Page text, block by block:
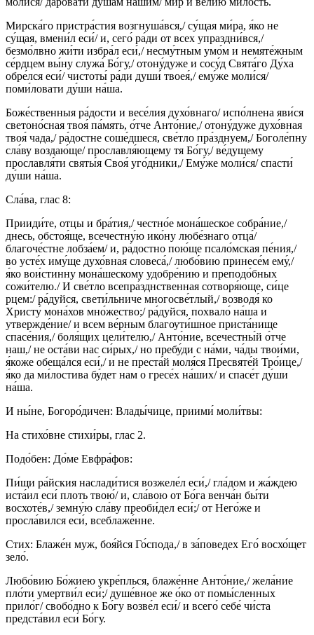
Мирска́го пристра́стия возгнуша́вся,/ су́щая ми́ра, я́ко не
су́щая, вмени́л еси́/ и, сего́ ра́ди от всех упраздни́вся,/
безмо́лвно жи́ти избра́л еси́,/ несму́тным умо́м и немяте́жным
се́рдцем вы́ну служа́ Бо́гу,/ отону́дуже и сосу́д Свята́го Ду́ха
обре́лся еси́/ чистоты́ ра́ди души́ твоея́,/ ему́же моли́ся/
поми́ловати ду́ши на́ша.
Боже́ственныя ра́дости и весе́лия духо́внаго/ испо́лнена яви́ся
светоно́сная твоя́ па́мять, о́тче Анто́ние,/ отону́дуже духо́вная
твоя́ чада,/ ра́достне соше́дшеся, све́тло пра́зднуем,/ Боголе́пну
сла́ву воздаю́ще/ прославля́ющему тя Бо́гу,/ ве́дущему
прославля́ти святы́я Своя́ уго́дники,/ Ему́же моли́ся/ спасти́
ду́ши на́ша.
Сла́ва, глас 8:
Прииди́те, отцы и бра́тия,/ честно́е мона́шеское собра́ние,/
днесь, обстоя́ще, всечестну́ю ико́ну любе́знаго отца́/
благоче́стне лобза́ем/ и, ра́достно пою́ще псало́мская пе́ния,/
во усте́х иму́ще духо́вная словеса́,/ любо́вию принесе́м ему́,/
я́ко вои́стинну мона́шескому удобре́нию и преподо́бных
сожи́телю./ И све́тло всепра́зднственная сотворя́юще, си́це
рцем:/ ра́дуйся, свети́льниче многосве́тлый,/ возводя́ ко
Христу́ мона́хов мно́жество;/ ра́дуйся, похвало́ на́ша и
утвержде́ние/ и всем ве́рным благоути́шное приста́нище
спасе́ния,/ боля́щих цели́телю,/ Анто́ние, всечестны́й о́тче
наш,/ не оста́ви нас си́рых,/ но пребу́ди с на́ми, ча́ды твои́ми,
я́коже обеща́лся еси́,/ и не преста́й моля́ся Пресвяте́й Тро́ице,/
я́ко да ми́лостива бу́дет нам о гресе́х на́ших/ и спасе́т ду́ши
на́ша.
И ны́не, Богоро́дичен: Влады́чице, приими́ моли́твы:
На стихо́вне стихи́ры, глас 2.
Подо́бен: До́ме Евфра́фов:
Пи́щи ра́йския наслади́тися возжеле́л еси́,/ гла́дом и жа́ждею
иста́ил еси́ плоть твою́/ и, сла́вою от Бо́га венча́н бы́ти
восхоте́в,/ земну́ю сла́ву преоби́дел еси́;/ от Него́же и
просла́вился еси́, всеблаже́нне.
Стих: Блаже́н муж, боя́йся Го́спода,/ в за́поведех Его́ восхо́щет
зело́.
Любо́вию Бо́жиею укре́плься, блаже́нне Анто́ние,/ жела́ние
пло́ти умертви́л еси́;/ душе́вное же о́ко от помы́сленных
прило́г/ свобо́дно к Бо́гу возве́л еси́/ и всего́ себе́ чи́ста
предста́вил еси́ Бо́гу.